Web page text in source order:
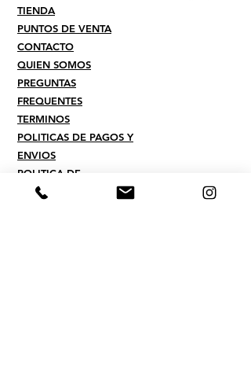
TIENDA
PUNTOS DE VENTA
CONTACTO
QUIEN SOMOS
PREGUNTAS
FREQUENTES
TERMINOS
POLITICAS DE PAGOS Y
ENVIOS
POLITICA DE
PRIVACIDAD